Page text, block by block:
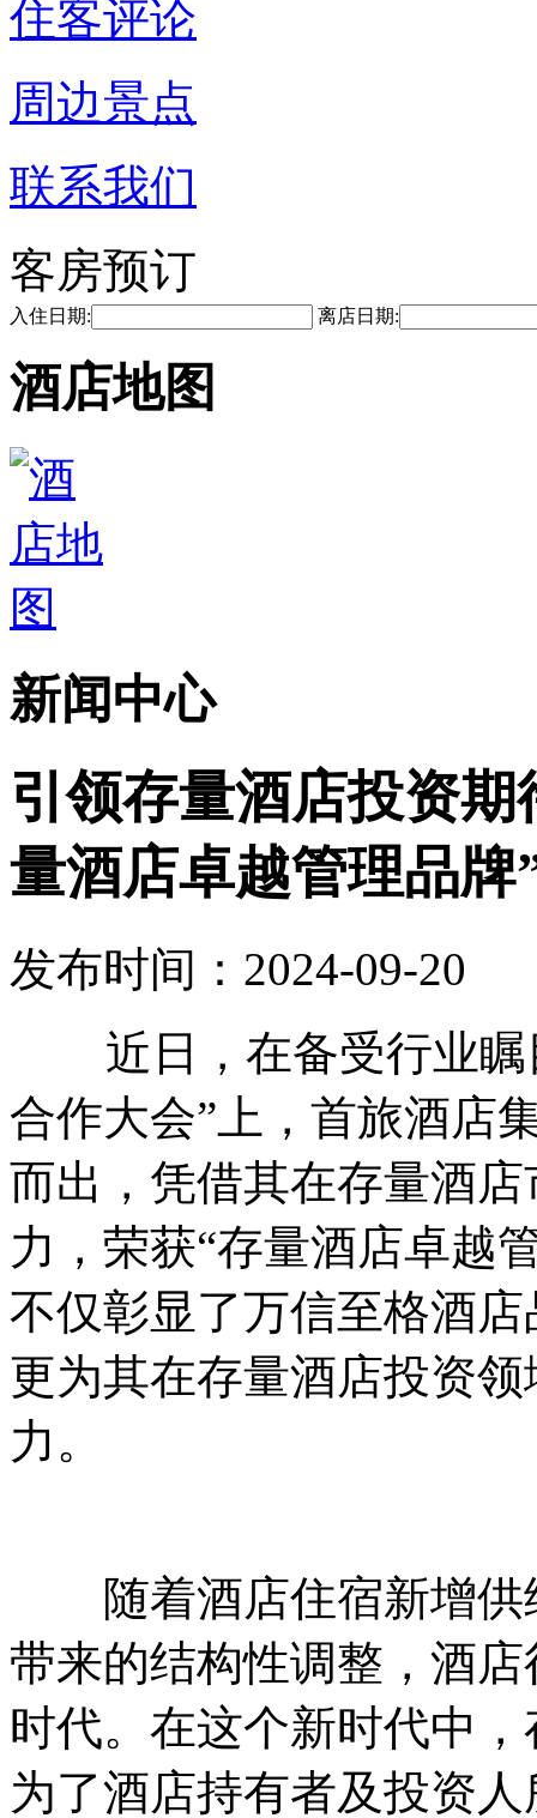
住客评论
周边景点
联系我们
客房预订
入住日期: 离店日期:
酒店地图
新闻中心
引领存量酒店投资
量酒店卓越管理品牌
发布时间：2024-09-20
近日，在备受行业瞩
合作大会”上，首旅酒店
而出，凭借其在存量酒
力，荣获“存量酒店卓越
不仅彰显了万信至格酒
更为其在存量酒店投资
力。
随着酒店住宿新增供
带来的结构性调整，酒
时代。在这个新时代中
为了酒店持有者及投资